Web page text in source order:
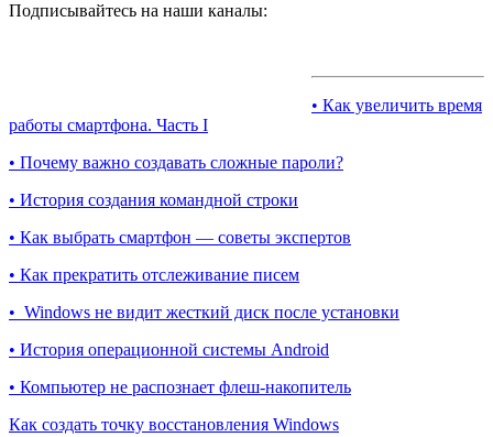
Подписывайтесь на наши каналы:
• Как увеличить время
работы смартфона. Часть I
• Почему важно создавать сложные пароли?
• История создания командной строки
• Как выбрать смартфон — советы экспертов
• Как прекратить отслеживание писем
• Windows не видит жесткий диск после установки
• История операционной системы Android
• Компьютер не распознает флеш-накопитель
Как создать точку восстановления Windows